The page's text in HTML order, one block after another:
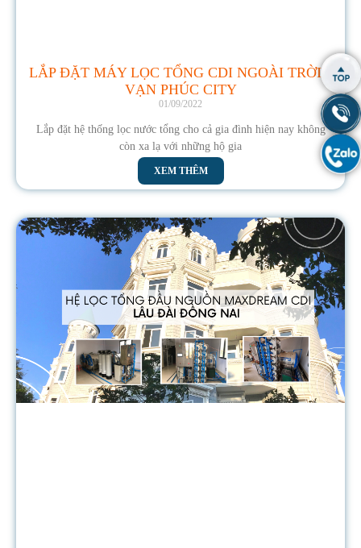
LẮP ĐẶT MÁY LỌC TỔNG CDI NGOÀI TRỜI –
VẠN PHÚC CITY
01/09/2022
Lắp đặt hệ thống lọc nước tổng cho cả gia đình hiện nay không
còn xa lạ với những hộ gia
XEM THÊM